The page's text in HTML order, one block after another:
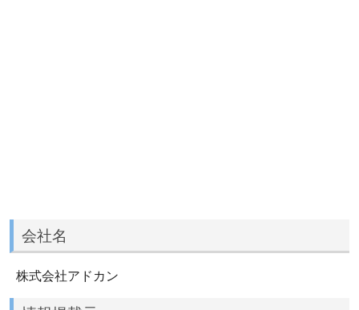
会社名
株式会社アドカン